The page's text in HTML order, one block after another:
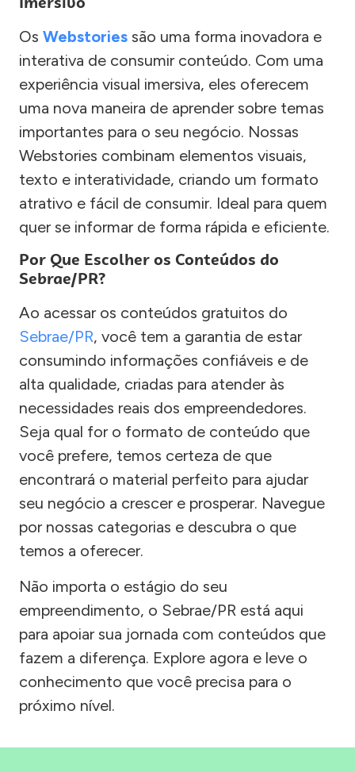
Os Webstories são uma forma inovadora e
interativa de consumir conteúdo. Com uma
experiência visual imersiva, eles oferecem
uma nova maneira de aprender sobre temas
importantes para o seu negócio. Nossas
Webstories combinam elementos visuais,
texto e interatividade, criando um formato
atrativo e fácil de consumir. Ideal para quem
quer se informar de forma rápida e eficiente.
Por Que Escolher os Conteúdos do
Sebrae/PR?
Ao acessar os conteúdos gratuitos do
Sebrae/PR, você tem a garantia de estar
consumindo informações confiáveis e de
alta qualidade, criadas para atender às
necessidades reais dos empreendedores.
Seja qual for o formato de conteúdo que
você prefere, temos certeza de que
encontrará o material perfeito para ajudar
seu negócio a crescer e prosperar. Navegue
por nossas categorias e descubra o que
temos a oferecer.
Não importa o estágio do seu
empreendimento, o Sebrae/PR está aqui
para apoiar sua jornada com conteúdos que
fazem a diferença. Explore agora e leve o
conhecimento que você precisa para o
próximo nível.